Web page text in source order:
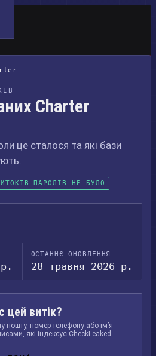
Charter
це сталося та які бази
ПАРОЛІВ НЕ БУЛО
ОСТАННЄ ОНОВЛЕННЯ
28 травня 2026 р.
цей витік?
пошту, номер телефону або ім’я
які індексує CheckLeaked.